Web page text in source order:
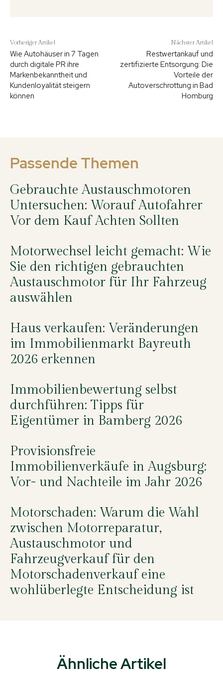
Vorheriger Artikel
Wie Autohäuser in 7 Tagen
durch digitale PR ihre
Markenbekanntheit und
Kundenloyalität steigern
können
Nächster Artikel
Restwertankauf und
zertifizierte Entsorgung: Die
Vorteile der
Autoverschrottung in Bad
Homburg
Passende Themen
Gebrauchte Austauschmotoren
Untersuchen: Worauf Autofahrer
Vor dem Kauf Achten Sollten
Motorwechsel leicht gemacht: Wie
Sie den richtigen gebrauchten
Austauschmotor für Ihr Fahrzeug
auswählen
Haus verkaufen: Veränderungen
im Immobilienmarkt Bayreuth
2026 erkennen
Immobilienbewertung selbst
durchführen: Tipps für
Eigentümer in Bamberg 2026
Provisionsfreie
Immobilienverkäufe in Augsburg:
Vor- und Nachteile im Jahr 2026
Motorschaden: Warum die Wahl
zwischen Motorreparatur,
Austauschmotor und
Fahrzeugverkauf für den
Motorschadenverkauf eine
wohlüberlegte Entscheidung ist
Ähnliche Artikel